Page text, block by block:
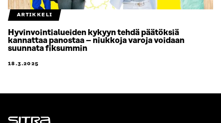
ARTIKKELI
Hyvinvointialueiden kykyyn tehdä päätöksiä
kannattaa panostaa – niukkoja varoja voidaan
suunnata fiksummin
18.3.2025